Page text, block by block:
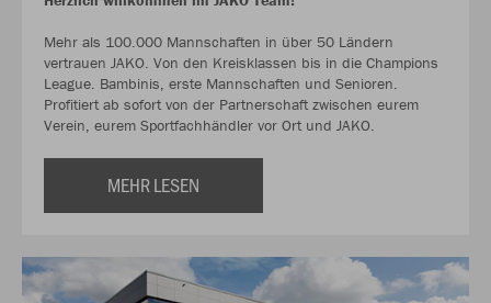
Mehr als 100.000 Mannschaften in über 50 Ländern
vertrauen JAKO. Von den Kreisklassen bis in die Champions
League. Bambinis, erste Mannschaften und Senioren.
Profitiert ab sofort von der Partnerschaft zwischen eurem
Verein, eurem Sportfachhändler vor Ort und JAKO.
MEHR LESEN